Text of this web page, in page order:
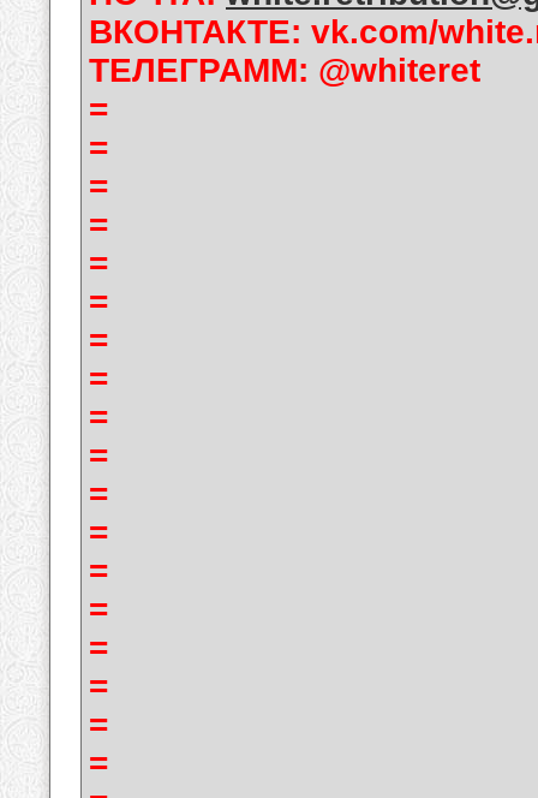
ВКОНТАКТЕ: vk.com/
ТЕЛЕГРАММ: @whiteret
=
=
=
=
=
=
=
=
=
=
=
=
=
=
=
=
=
=